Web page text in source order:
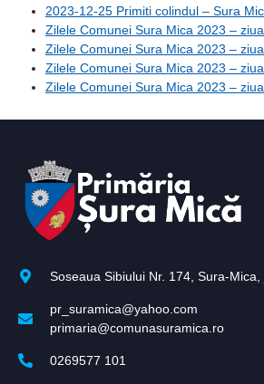
2023-12-25 Primiti colindul – Sura
Zilele Comunei Sura Mica 2023 – ziua
Zilele Comunei Sura Mica 2023 –
Zilele Comunei Sura Mica 2023 –
Zilele Comunei Sura Mica 2023 –
Soseaua Sibiului Nr. 174, Sura-Mica,
pr_suramica@yahoo.com
primaria@comunasuramica.ro
0269577 101